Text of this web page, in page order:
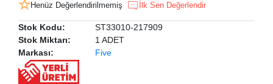
Henüz Değerlendirilmemiş İlk Sen Değerlendir
Stok Kodu:
ST33010-217909
Stok Miktarı:
1 ADET
Markası:
Five